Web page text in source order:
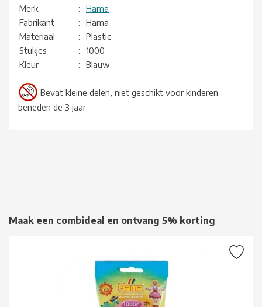
Merk
:
Hama
Fabrikant
:
Hama
Materiaal
:
Plastic
Stukjes
:
1000
Kleur
: Blauw
Bevat kleine delen, niet geschikt voor kinderen
beneden de 3 jaar
Maak een combideal en ontvang 5% korting